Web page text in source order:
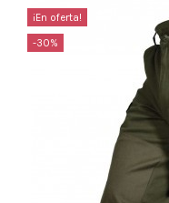
¡En oferta!
-30%